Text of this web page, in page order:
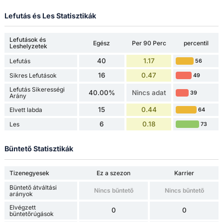
Lefutás és Les Statisztikák
Lefutások és
Leshelyzetek
Egész Per 90 Perc percentil
Lefutás 40 1.17 56
Sikres Lefutások 16 0.47 49
Lefutás Sikerességi
Arány
40.00% Nincs adat 39
Elvett labda 15 0.44 64
Les 6 0.18 73
Büntető Statisztikák
Tizenegyesek Ez a szezon
Karrier
Büntető átváltási
arányok
Nincs bűntető Nincs bűntető
Elvégzett
büntetőrúgások
0 0